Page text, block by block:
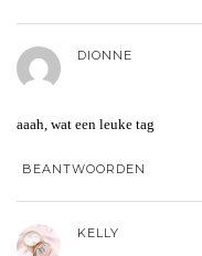
DIONNE
aaah, wat een leuke tag
BEANTWOORDEN
KELLY